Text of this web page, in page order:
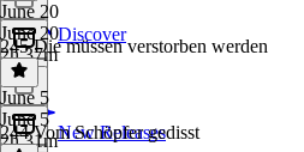
Discover
New Releases
June 20
June 20
2h 37m
245 Die müssen verstorben werden
June 5
June 5
2h 31m
244 Vom Schöpfer gedisst